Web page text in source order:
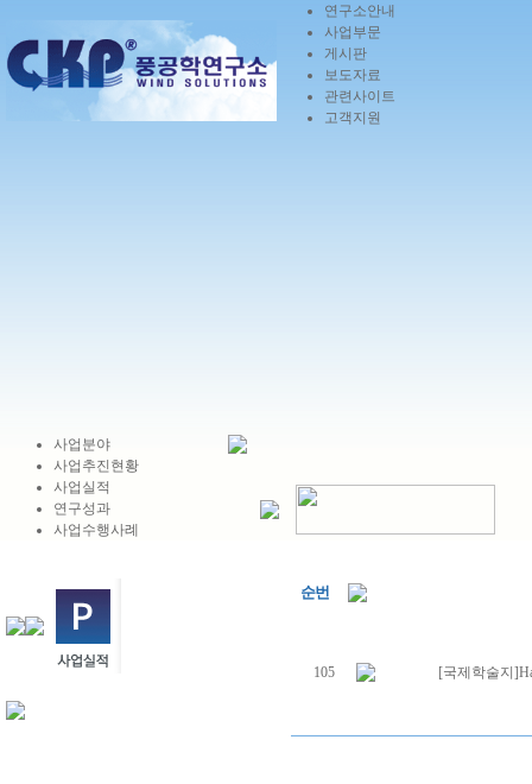
연구소안내
사업부문
게시판
보도자료
관련사이트
고객지원
사업분야
사업추진현황
사업실적
연구성과
사업수행사례
순번
105 [국제학술지